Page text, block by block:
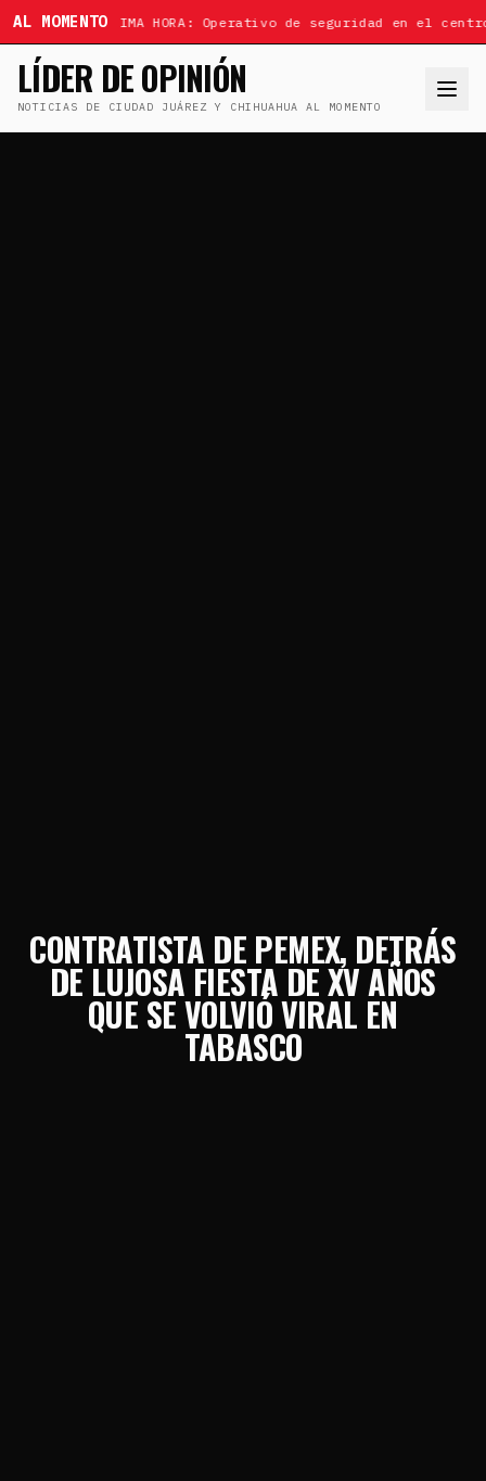
AL MOMENTOÚLTIMA HORA: Operativo de seguridad en el
LÍDER DE OPINIÓN
NOTICIAS DE CIUDAD JUÁREZ Y CHIHUAHUA AL MOMENTO
CONTRATISTA DE PEMEX, DETRÁS
DE LUJOSA FIESTA DE XV AÑOS
QUE SE VOLVIÓ VIRAL EN
TABASCO